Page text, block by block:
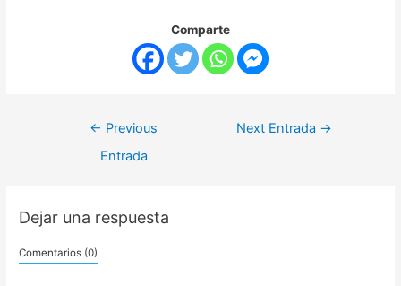
Comparte
← Previous
Entrada
Next Entrada →
Dejar una respuesta
Comentarios (0)